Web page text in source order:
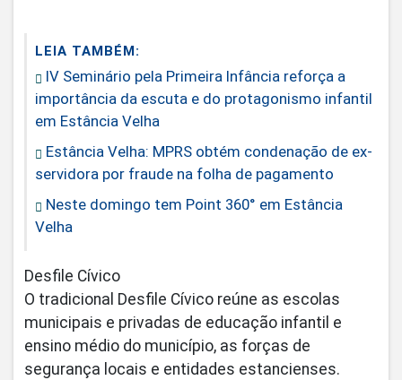
LEIA TAMBÉM:
IV Seminário pela Primeira Infância reforça a
importância da escuta e do protagonismo infantil
em Estância Velha
Estância Velha: MPRS obtém condenação de ex-
servidora por fraude na folha de pagamento
Neste domingo tem Point 360° em Estância
Velha
Desfile Cívico
O tradicional Desfile Cívico reúne as escolas
municipais e privadas de educação infantil e
ensino médio do município, as forças de
segurança locais e entidades estancienses.